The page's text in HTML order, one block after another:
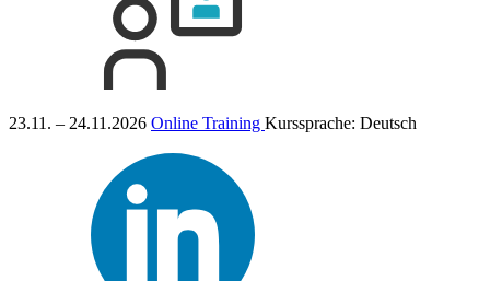
23.11. – 24.11.2026 Online Training Kurssprache: Deutsch